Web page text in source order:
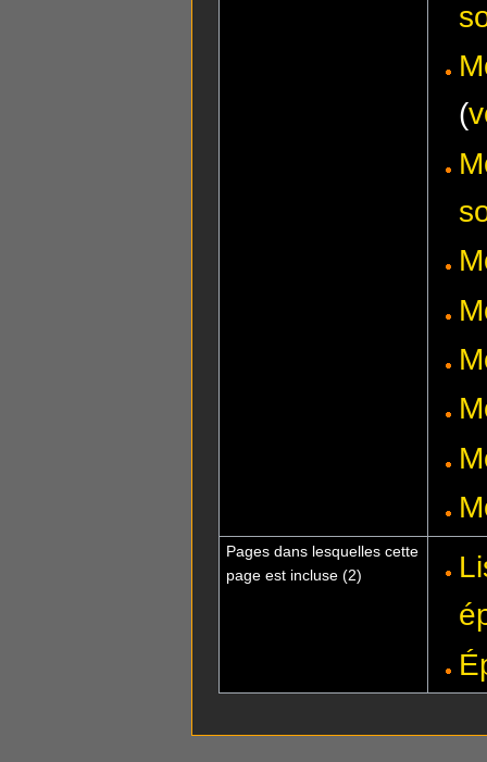
(
Pages dans lesquelles cette
page est incluse (2)